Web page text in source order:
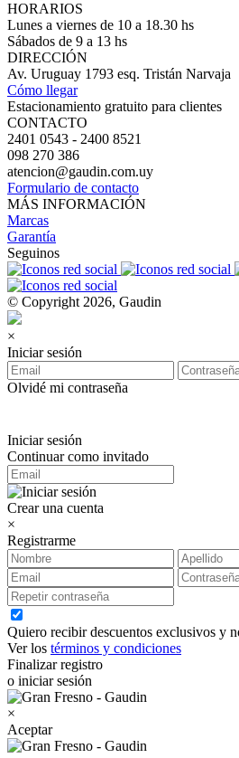
HORARIOS
Lunes a viernes de 10 a 18.30 hs
Sábados de 9 a 13 hs
DIRECCIÓN
Av. Uruguay 1793 esq. Tristán Narvaja
Cómo llegar
Estacionamiento gratuito para clientes
CONTACTO
2401 0543 - 2400 8521
098 270 386
atencion@gaudin.com.uy
Formulario de contacto
MÁS INFORMACIÓN
Marcas
Garantía
Seguinos
© Copyright 2026, Gaudin
×
Iniciar sesión
Olvidé mi contraseña
Iniciar sesión
Continuar como invitado
Crear una cuenta
×
Registrarme
Quiero recibir descuentos exclusivos y
Ver los términos y condiciones
Finalizar registro
o iniciar sesión
×
Aceptar